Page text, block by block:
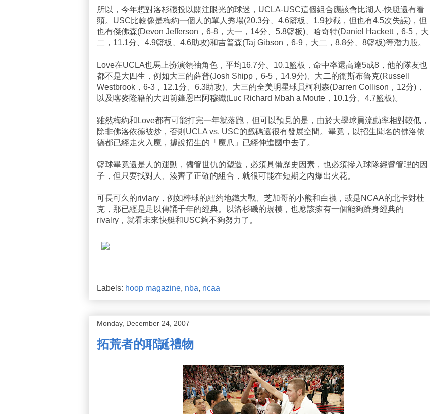
所以，今年想對洛杉磯投以關注眼光的球迷，UCLA-USC這個組合應該會比湖人-快艇還有看
頭。USC比較像是梅約一個人的單人秀場(20.3分、4.6籃板、1.9抄截，但也有4.5次失誤)，但
也有傑佛森(Devon Jefferson，6-8，大一，14分、5.8籃板)、哈奇特(Daniel Hackett，6-5，大
二，11.1分、4.9籃板、4.6助攻)和吉普森(Taj Gibson，6-9，大二，8.8分、8籃板)等潛力股。
Love在UCLA也馬上扮演領袖角色，平均16.7分、10.1籃板，命中率還高達5成8，他的隊友也
都不是大四生，例如大三的薛普(Josh Shipp，6-5，14.9分)、大二的衛斯布魯克(Russell
Westbrook，6-3，12.1分、6.3助攻)、大三的全美明星球員柯利森(Darren Collison，12分)，
以及喀麥隆籍的大四前鋒恩巴阿穆鐵(Luc Richard Mbah a Moute，10.1分、4.7籃板)。
雖然梅約和Love都有可能打完一年就落跑，但可以預見的是，由於大學球員流動率相對較低，
除非佛洛依德被炒，否則UCLA vs. USC的戲碼還很有發展空間。畢竟，以招生聞名的佛洛依
德都已經走火入魔，據說招生的「魔爪」已經伸進國中去了。
籃球畢竟還是人的運動，儘管世仇的塑造，必須具備歷史因素，也必須摻入球隊經營管理的因
子，但只要找對人、湊齊了正確的組合，就很可能在短期之內爆出火花。
可長可久的rivlary，例如棒球的紐約地鐵大戰、芝加哥的小熊和白襪，或是NCAA的北卡對杜
克，那已經是足以傳誦千年的經典。以洛杉磯的規模，也應該擁有一個能夠躋身經典的
rivalry，就看未來快艇和USC夠不夠努力了。
Labels: hoop magazine, nba, ncaa
Monday, December 24, 2007
拓荒者的耶誕禮物